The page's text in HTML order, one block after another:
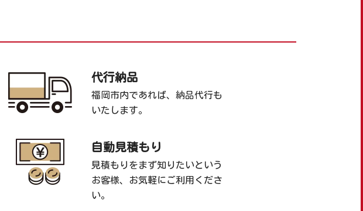
代行納品
福岡市内であれば、納品代行も
いたします。
自動見積もり
見積もりをまず知りたいという
お客様、お気軽にご利用くださ
い。